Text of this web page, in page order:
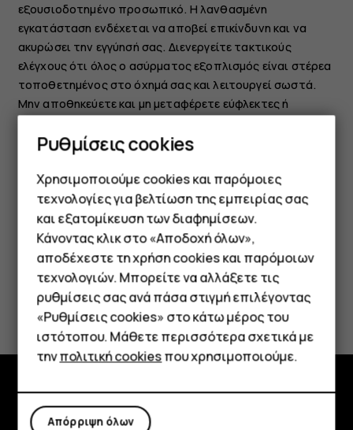
Smartphone
Τηλέφωνα απλής χρήσης
Tablet
εξουσιοδοτημένο προσωπικό. Η λανθασμένη
εγκατάσταση ενδέχεται να αποβεί επικίνδυνη και να
ακυρώσει την εγγύησή σας. Διενεργείτε τακτικούς
ελέγχους ότι όλος ο ασύρματος εξοπλισμός είναι στέρεα
τοποθετημένος στο όχημά σας και λειτουργεί σωστά.
Μην αποθηκεύετε και μη μεταφέρετε εύφλεκτες ή
της ή τα εξαρτήματά της. Μην τοποθετείτε τη συσκευή
σας ή εξαρτήματά της στον χώρο που καταλαμβάνει ο
αερόσακος όταν διογκώνεται.
Το βρήκατε χρήσιμο;
Ναι Όχι
Εξερευνήστε
Ρυθμίσεις cookies
Χρησιμοποιούμε cookies και παρόμοιες
τεχνολογίες για βελτίωση της εμπειρίας σας
και εξατομίκευση των διαφημίσεων.
Κάνοντας κλικ στο «Αποδοχή όλων»,
αποδέχεστε τη χρήση cookies και παρόμοιων
τεχνολογιών. Μπορείτε να αλλάξετε τις
ρυθμίσεις σας ανά πάσα στιγμή επιλέγοντας
«Ρυθμίσεις cookies» στο κάτω μέρος του
ιστότοπου. Μάθετε περισσότερα σχετικά με
τηνπολιτική cookiesπου χρησιμοποιούμε.
Απόρριψη όλων